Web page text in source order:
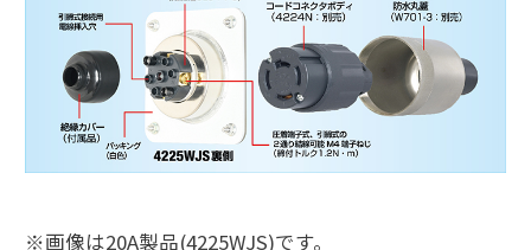
※画像は20A製品(4225WJS)です。